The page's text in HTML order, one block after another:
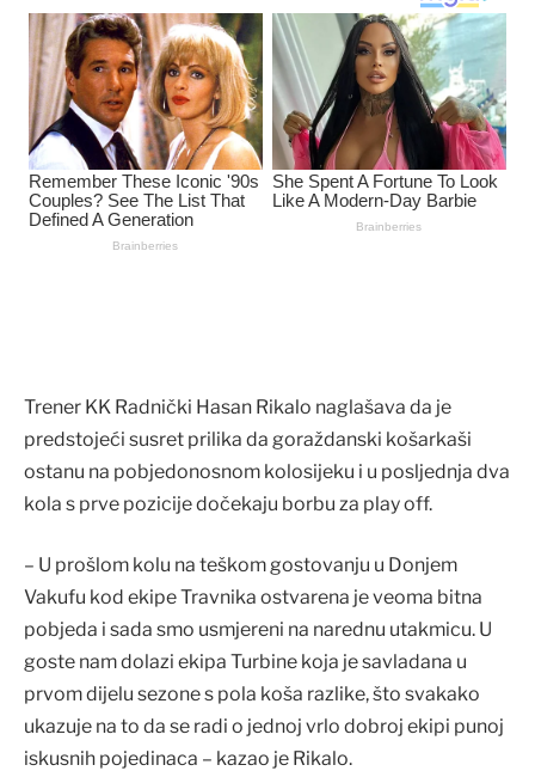
Trener KK Radnički Hasan Rikalo naglašava da je
predstojeći susret prilika da goraždanski košarkaši
ostanu na pobjedonosnom kolosijeku i u posljednja dva
kola s prve pozicije dočekaju borbu za play off.
– U prošlom kolu na teškom gostovanju u Donjem
Vakufu kod ekipe Travnika ostvarena je veoma bitna
pobjeda i sada smo usmjereni na narednu utakmicu. U
goste nam dolazi ekipa Turbine koja je savladana u
prvom dijelu sezone s pola koša razlike, što svakako
ukazuje na to da se radi o jednoj vrlo dobroj ekipi punoj
iskusnih pojedinaca – kazao je Rikalo.